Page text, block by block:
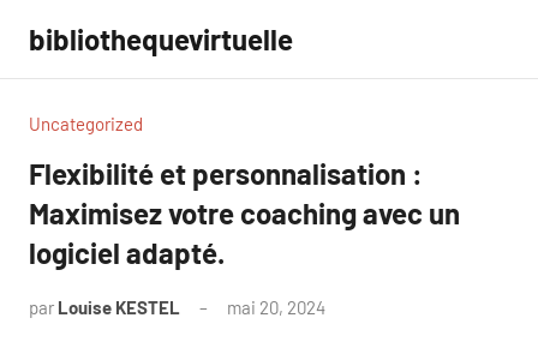
contenu
bibliothequevirtuelle
Uncategorized
Flexibilité et personnalisation :
Maximisez votre coaching avec un
logiciel adapté.
par Louise KESTEL mai 20, 2024